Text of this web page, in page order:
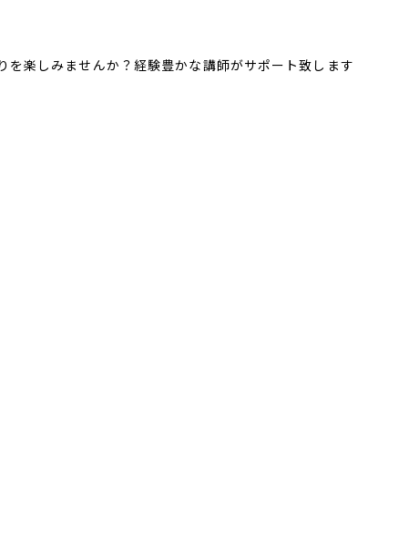
楽しみませんか？経験豊かな講師がサポート致します